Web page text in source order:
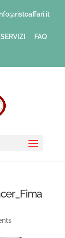
SERVIZI
FAQ